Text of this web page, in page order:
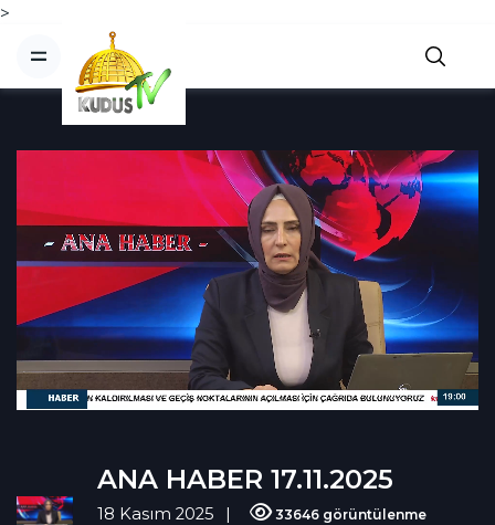
>
ANA HABER 17.11.2025
18 Kasım 2025 33646 görüntülenme